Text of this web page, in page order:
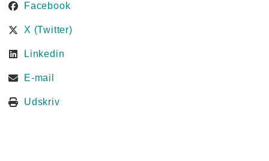
Facebook
X (Twitter)
Linkedin
E-mail
Udskriv